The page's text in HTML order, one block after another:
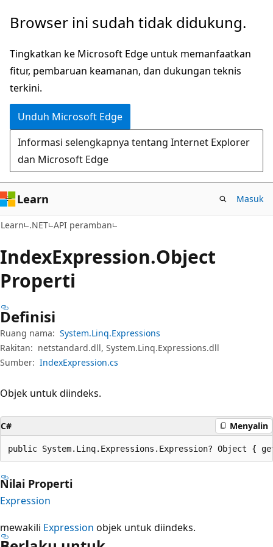
Lompati
konten
utama
Lewati
navigasi
dalam
halaman
Browser ini sudah tidak didukung.
Tingkatkan ke Microsoft Edge untuk memanfaatkan
fitur, pembaruan keamanan, dan dukungan teknis
terkini.
Unduh Microsoft Edge
Informasi selengkapnya tentang Internet Explorer
dan Microsoft Edge
Learn Masuk
Learn .NET API peramban
IndexExpression.Object
Properti
Definisi
Ruang nama: System.Linq.Expressions
Rakitan: netstandard.dll, System.Linq.Expressions.dll
Sumber: IndexExpression.cs
Objek untuk diindeks.
C# Menyalin
public System.Linq.Expressions.Expression? Object {
Nilai Properti
Expression
mewakili Expression objek untuk diindeks.